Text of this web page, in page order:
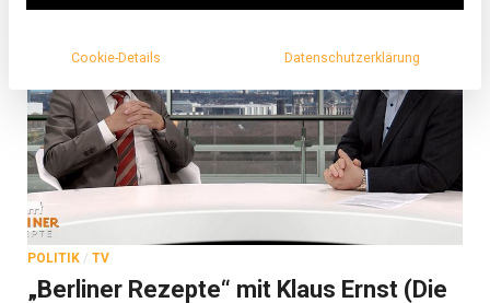
POLITIK / TV
„Berliner Rezepte“ mit Klaus Ernst (Die
Cookie-Details Datenschutzerklärung